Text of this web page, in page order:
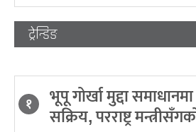
ट्रेन्डिङ
१ भूपू गोर्खा मुद्दा
सक्रिय, परराष्ट्र